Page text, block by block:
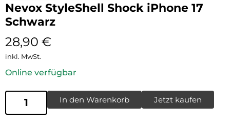
Nevox StyleShell Shock iPhone 17
Schwarz
28,90 €
inkl. MwSt.
Online verfügbar
In den Warenkorb Jetzt kaufen